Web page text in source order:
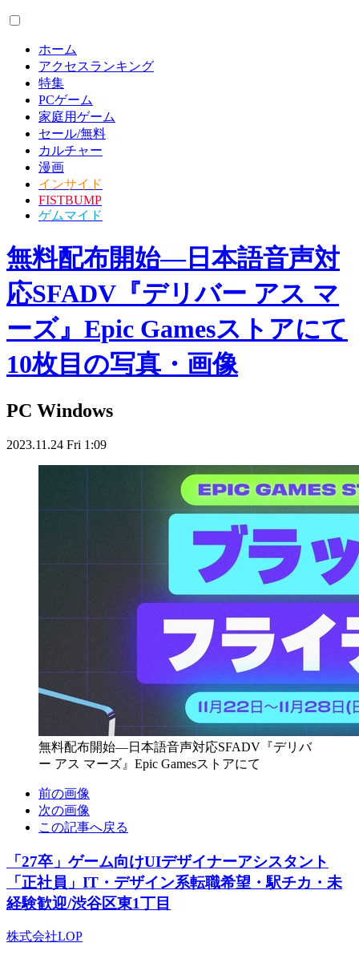
ホーム
アクセスランキング
特集
PCゲーム
家庭用ゲーム
セール/無料
カルチャー
漫画
インサイド
FISTBUMP
ゲムマイド
無料配布開始―日本語音声対
応SFADV『デリバー アス マ
ーズ』Epic Gamesストアにて
10枚目の写真・画像
PC Windows
2023.11.24 Fri 1:09
無料配布開始―日本語音声対応SFADV『デリバ
ー アス マーズ』Epic Gamesストアにて
前の画像
次の画像
この記事へ戻る
「27卒」ゲーム向けUIデザイナーアシスタント
「正社員」IT・デザイン系転職希望・駅チカ・未
経験歓迎/渋谷区東1丁目
株式会社LOP